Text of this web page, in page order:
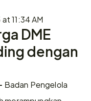
11:34 AM
DME
dengan
Badan Pengelola